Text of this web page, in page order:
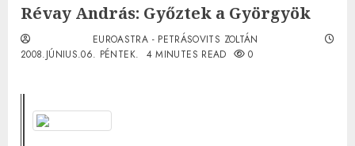
Révay András: Győztek a Györgyök
EUROASTRA - PETRÁSOVITS ZOLTÁN
2008.JÚNIUS.06. PÉNTEK.
4 MINUTES READ 0